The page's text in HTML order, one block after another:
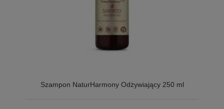
Szampon NaturHarmony Odżywiający 250 ml